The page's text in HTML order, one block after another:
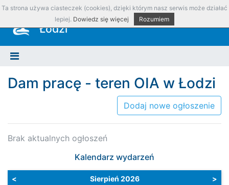
Okręgowa Izba Aptekarska w
Łodzi
Dam pracę - teren OIA w Łodzi
Dodaj nowe ogłoszenie
Brak aktualnych ogłoszeń
Kalendarz wydarzeń
< Sierpień 2026
>
Ta strona używa ciasteczek (cookies), dzięki którym nasz serwis może działać
lepiej. Dowiedz się więcej Rozumiem